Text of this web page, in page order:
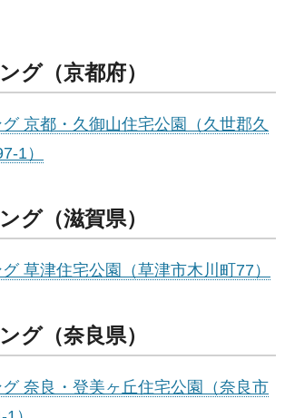
グ（京都府）
京都・久御山住宅公園（久世郡久
1）
グ（滋賀県）
草津住宅公園（草津市木川町77）
グ（奈良県）
奈良・登美ヶ丘住宅公園（奈良市